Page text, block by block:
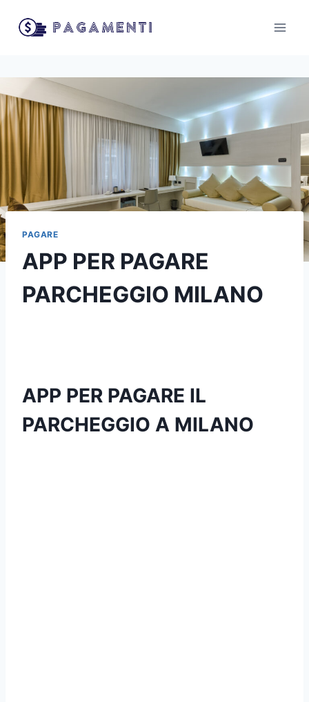
PAGARE
APP PER PAGARE
PARCHEGGIO MILANO
APP PER PAGARE IL
PARCHEGGIO A MILANO